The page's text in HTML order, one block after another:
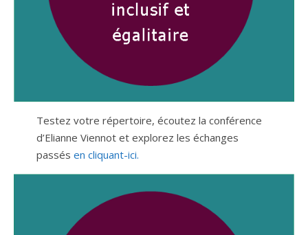
Testez votre répertoire, écoutez la conférence
d’Elianne Viennot et explorez les échanges
passés en cliquant-ici.